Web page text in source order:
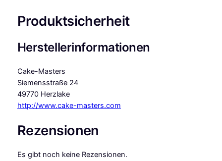
Produktsicherheit
Herstellerinformationen
Cake-Masters
Siemensstraße 24
49770 Herzlake
http://www.cake-masters.com
Rezensionen
Es gibt noch keine Rezensionen.